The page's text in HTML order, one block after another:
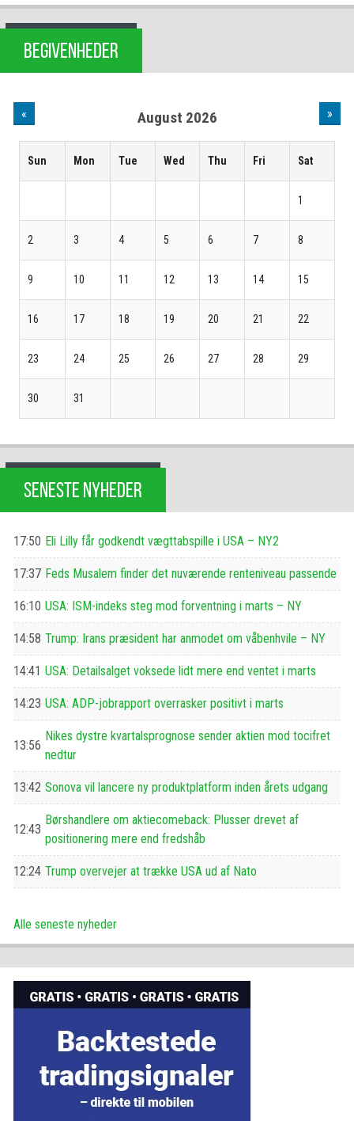
BEGIVENHEDER
« August 2026 »
Sun Mon Tue Wed Thu Fri Sat
1
2 3 4 5 6 7 8
9 10 11 12 13 14 15
16 17 18 19 20 21 22
23 24 25 26 27 28 29
30 31
SENESTE NYHEDER
17:50 Eli Lilly får godkendt vægttabspille i USA – NY2
17:37 Feds Musalem finder det nuværende renteniveau passende
16:10 USA: ISM-indeks steg mod forventning i marts – NY
14:58 Trump: Irans præsident har anmodet om våbenhvile – NY
14:41 USA: Detailsalget voksede lidt mere end ventet i marts
14:23 USA: ADP-jobrapport overrasker positivt i marts
13:56
Nikes dystre kvartalsprognose sender aktien mod tocifret
nedtur
13:42 Sonova vil lancere ny produktplatform inden årets udgang
12:43
Børshandlere om aktiecomeback: Plusser drevet af
positionering mere end fredshåb
12:24 Trump overvejer at trække USA ud af Nato
Alle seneste nyheder